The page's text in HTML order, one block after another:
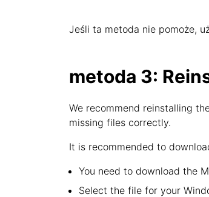
Jeśli ta metoda nie pomoże,
metoda 3:
We recommend reinstalling
missing files correctly.
It is recommended to
You need to download the
Select the file for your